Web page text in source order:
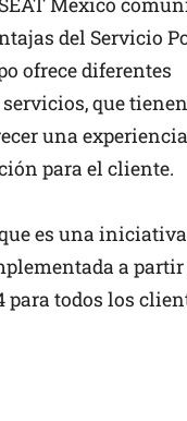
México
del Servicio
ofrece diferentes
que
una
para el cliente.
es una iniciativa
a partir
para todos los